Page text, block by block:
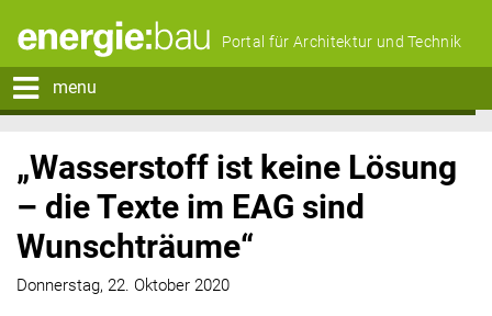
Portal für Architektur und Technik
menu
„Wasserstoff ist keine Lösung
– die Texte im EAG sind
Wunschträume“
Donnerstag, 22. Oktober 2020